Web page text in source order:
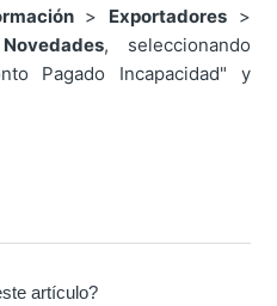
> Exportadores>
Novedades, seleccionando
Pagado Incapacidad" y
artículo?